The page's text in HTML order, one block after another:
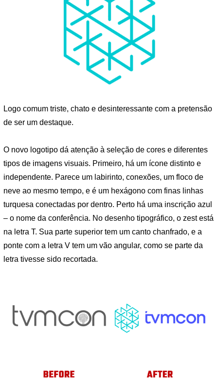
Logo comum triste, chato e desinteressante com a pretensão
de ser um destaque.
O novo logotipo dá atenção à seleção de cores e diferentes
tipos de imagens visuais. Primeiro, há um ícone distinto e
independente. Parece um labirinto, conexões, um floco de
neve ao mesmo tempo, e é um hexágono com finas linhas
turquesa conectadas por dentro. Perto há uma inscrição azul
– o nome da conferência. No desenho tipográfico, o zest está
na letra T. Sua parte superior tem um canto chanfrado, e a
ponte com a letra V tem um vão angular, como se parte da
letra tivesse sido recortada.